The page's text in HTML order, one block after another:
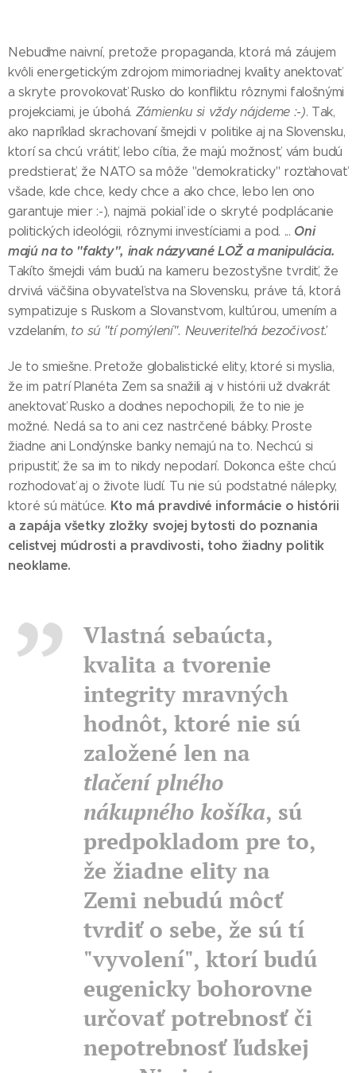
Nebuďme naivní, pretože propaganda, ktorá má záujem
kvôli energetickým zdrojom mimoriadnej kvality anektovať
a skryte provokovať Rusko do konfliktu rôznymi falošnými
projekciami, je úbohá. Zámienku si vždy nájdeme :-). Tak,
ako napríklad skrachovaní šmejdi v politike aj na Slovensku,
ktorí sa chcú vrátiť, lebo cítia, že majú možnosť, vám budú
predstierať, že NATO sa môže "demokraticky" rozťahovať
všade, kde chce, kedy chce a ako chce, lebo len ono
garantuje mier :-), najmä pokiaľ ide o skryté podplácanie
politických ideológii, rôznymi investíciami a pod. ... Oni
majú na to "fakty", inak názyvané LOŽ a manipulácia.
Takíto šmejdi vám budú na kameru bezostyšne tvrdiť, že
drvivá väčšina obyvateľstva na Slovensku, práve tá, ktorá
sympatizuje s Ruskom a Slovanstvom, kultúrou, umením a
vzdelaním, to sú "tí pomýlení". Neuveriteľná bezočivosť.
Je to smiešne. Pretože globalistické elity, ktoré si myslia,
že im patrí Planéta Zem sa snažili aj v histórii už dvakrát
anektovať Rusko a dodnes nepochopili, že to nie je
možné. Nedá sa to ani cez nastrčené bábky. Proste
žiadne ani Londýnske banky nemajú na to. Nechcú si
pripustiť, že sa im to nikdy nepodarí. Dokonca ešte chcú
rozhodovať aj o živote ľudí. Tu nie sú podstatné nálepky,
ktoré sú mätúce. Kto má pravdivé informácie o histórii
a zapája všetky zložky svojej bytosti do poznania
celistvej múdrosti a pravdivosti, toho žiadny politik
neoklame.
Vlastná sebaúcta,
kvalita a tvorenie
integrity mravných
hodnôt, ktoré nie sú
založené len na
tlačení plného
nákupného košíka, sú
predpokladom pre to,
že žiadne elity na
Zemi nebudú môcť
tvrdiť o sebe, že sú tí
"vyvolení", ktorí budú
eugenicky bohorovne
určovať potrebnosť či
nepotrebnosť ľudskej